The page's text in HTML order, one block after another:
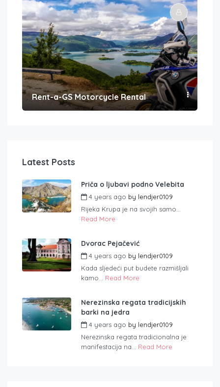
Rent-a-GS Motorcycle Rental
Latest Posts
Priča o ljubavi podno Velebita
4 years ago by lendjer0109
Rijeka Krupa je na svojih samo...
Read More
Dvorac Pejačević
4 years ago by lendjer0109
Kada sljedeći put budete razmišljali
kamo... Read More
Nerezinska regata tradicijskih
barki na jedra
4 years ago by lendjer0109
Nerezinska regata tradicionalna je
manifestacija na... Read More